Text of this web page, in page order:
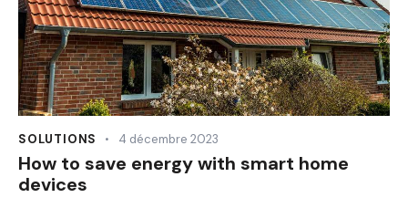
SOLUTIONS 4 décembre 2023
How to save energy with smart home
devices